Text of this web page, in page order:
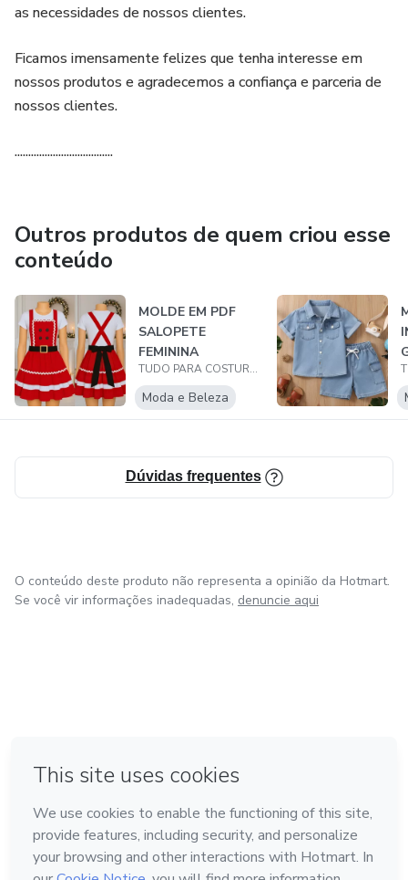
as necessidades de nossos clientes.
Ficamos imensamente felizes que tenha interesse em
nossos produtos e agradecemos a confiança e parceria de
nossos clientes.
....................................
Outros produtos de quem criou esse
conteúdo
MOLDE EM PDF
SALOPETE
FEMININA
NATALINA - GRADE
DO PP AO G5
TUDO PARA COSTURA MOLDES
Moda e Beleza
Dúvidas frequentes
O conteúdo deste produto não representa a opinião da Hotmart.
Se você vir informações inadequadas, denuncie aqui
Feito com ❤ na Cidade do México
Conheça a Hotmart